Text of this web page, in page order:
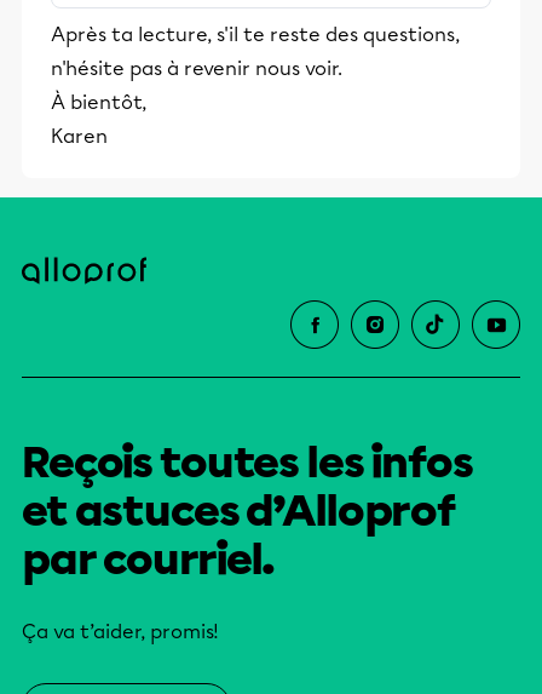
stimulants, Alloprof engage les élèves
et leurs parents dans la réussite
éducative.
Après ta lecture, s'il te reste des questions,
n'hésite pas à revenir nous voir.
À bientôt,
Karen
Reçois toutes les infos
et astuces d’Alloprof
par courriel.
Ça va t’aider, promis!